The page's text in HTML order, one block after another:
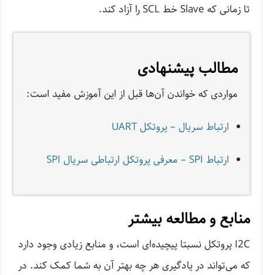
تا زمانی که Slave خط SCL را آزاد کند.
مطالب پیشنهادی
مواردی که خواندن آن‌ها قبل از این آموزش مفید است:
ارتباط سریال – پروتکل UART
ارتباط SPI – معرفی پروتکل ارتباطی سریال SPI
منابع و مطالعه بیشتر
I2C پروتکل نسبتا پیچیده‌ای است، و منابع زیادی وجود دارد
که می‌تواند در یادگیری هر چه بهتر آن به شما کمک کند. در